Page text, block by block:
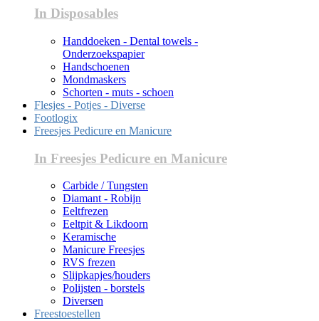
In Disposables
Handdoeken - Dental towels -
Onderzoekspapier
Handschoenen
Mondmaskers
Schorten - muts - schoen
Flesjes - Potjes - Diverse
Footlogix
Freesjes Pedicure en Manicure
In Freesjes Pedicure en Manicure
Carbide / Tungsten
Diamant - Robijn
Eeltfrezen
Eeltpit & Likdoorn
Keramische
Manicure Freesjes
RVS frezen
Slijpkapjes/houders
Polijsten - borstels
Diversen
Freestoestellen